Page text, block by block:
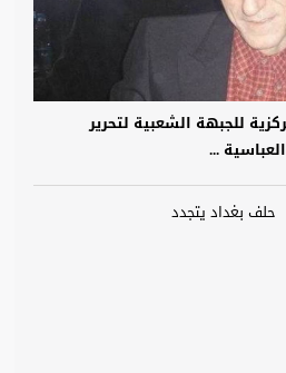
للجبهة الشعبية لتحرير
...
حلف بغداد يتجدد